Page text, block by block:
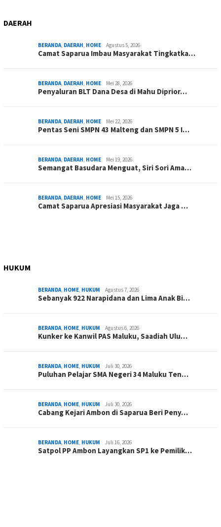
DAERAH
BERANDA DAERAH HOME Agustus 5, 2026
Camat Saparua Imbau Masyarakat Tingkatka…
BERANDA DAERAH HOME Mei 28, 2026
Penyaluran BLT Dana Desa di Mahu Diprior…
BERANDA DAERAH HOME Mei 22, 2026
Pentas Seni SMPN 43 Malteng dan SMPN 5 I…
BERANDA DAERAH HOME Mei 19, 2026
Semangat Basudara Menguat, Siri Sori Ama…
BERANDA DAERAH HOME Mei 15, 2026
Camat Saparua Apresiasi Masyarakat Jaga …
HUKUM
BERANDA HOME HUKUM Agustus 7, 2026
Sebanyak 922 Narapidana dan Lima Anak Bi…
BERANDA HOME HUKUM Agustus 6, 2026
Kunker ke Kanwil PAS Maluku, Saadiah Ulu…
BERANDA HOME HUKUM Juli 30, 2026
Puluhan Pelajar SMA Negeri 34 Maluku Ten…
BERANDA HOME HUKUM Juli 30, 2026
Cabang Kejari Ambon di Saparua Beri Peny…
BERANDA HOME HUKUM Juli 16, 2026
Satpol PP Ambon Layangkan SP1 ke Pemilik…